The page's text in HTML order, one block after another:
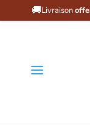
🚚Livraison
a